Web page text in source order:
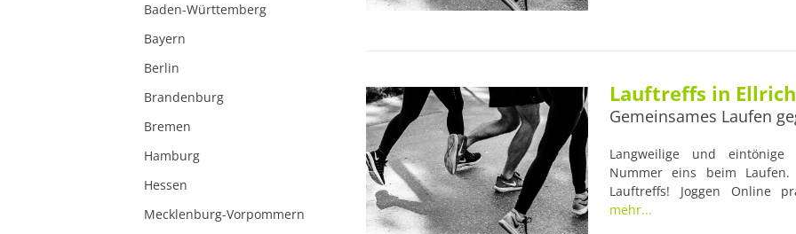
Baden-Württemberg
Bayern
Berlin
Brandenburg
Bremen
Hamburg
Hessen
Mecklenburg-Vorpommern
Lauftreffs in Ellrich
Gemeinsames Laufen
Langweilige und eintönige
Nummer eins beim
Lauftreffs! Joggen Online
Laufgruppe des VfL 28 Ellrich.
mehr...